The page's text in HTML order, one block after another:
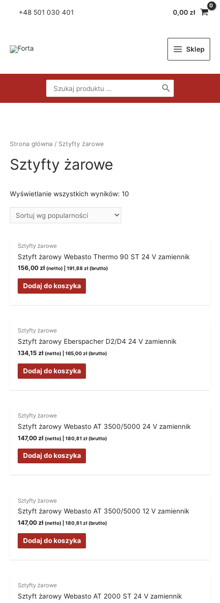
+48 501 030 401 0,00 zł
Menu
Sklep
for:
Strona główna / Sztyfty żarowe
Sztyfty żarowe
Wyświetlanie wszystkich wyników: 10
Sztyfty żarowe
Sztyft żarowy Webasto Thermo 90 ST 24 V zamiennik
156,00zł (netto) |191,88zł (brutto)
Dodaj do koszyka
Sztyfty żarowe
Sztyft żarowy Eberspacher D2/D4 24 V zamiennik
134,15zł (netto) |165,00zł (brutto)
Dodaj do koszyka
Sztyfty żarowe
Sztyft żarowy Webasto AT 3500/5000 24 V zamiennik
147,00zł (netto) |180,81zł (brutto)
Dodaj do koszyka
Sztyfty żarowe
Sztyft żarowy Webasto AT 3500/5000 12 V zamiennik
147,00zł (netto) |180,81zł (brutto)
Dodaj do koszyka
Sztyfty żarowe
Sztyft żarowy Webasto AT 2000 ST 24 V zamiennik